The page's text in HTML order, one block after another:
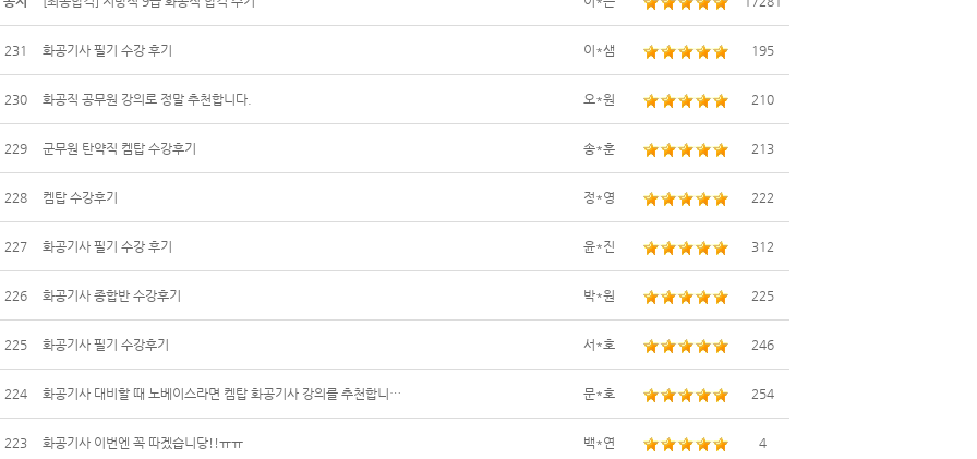
231 화공기사 필기 수강 후기 이*샘 195
230 화공직 공무원 강의로 정말 추천합니다. 오*원 210
229 군무원 탄약직 켐탑 수강후기 송*훈 213
228 켐탑 수강후기 정*영 222
227 화공기사 필기 수강 후기 윤*진 312
226 화공기사 종합반 수강후기 박*원 225
225 화공기사 필기 수강후기 서*호 246
224 화공기사 대비할 때 노베이스라면 켐탑 화공기사 강의를 추천합니… 문*호 254
223 화공기사 이번엔 꼭 따겠습니당!!ㅠㅠ 백*연 4